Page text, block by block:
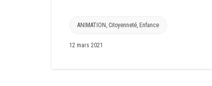
ANIMATION , Citoyenneté, Enfance
12 mars 2021